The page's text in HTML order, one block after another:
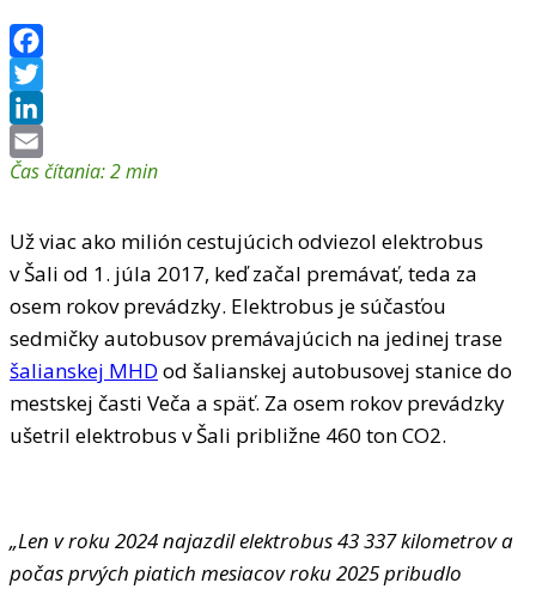
Facebook
Twitter
LinkedIn
Email
Čas čítania:2min
Už viac ako milión cestujúcich odviezol elektrobus
v Šali od 1. júla 2017, keď začal premávať, teda za
osem rokov prevádzky. Elektrobus je súčasťou
sedmičky autobusov premávajúcich na jedinej trase
šalianskej MHD od šalianskej autobusovej stanice do
mestskej časti Veča a späť. Za osem rokov prevádzky
ušetril elektrobus v Šali približne 460 ton CO2.
„Len v roku 2024 najazdil elektrobus 43 337 kilometrov a
počas prvých piatich mesiacov roku 2025 pribudlo